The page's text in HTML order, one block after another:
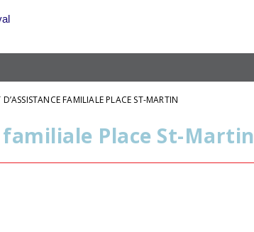
FAMILIALE PLACE ST-MARTIN
familiale Place St-Martin